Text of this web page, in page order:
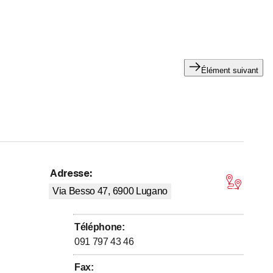
Élément suivant
sur 5 étoiles
Adresse:
Via Besso 47, 6900 Lugano
Téléphone:
091 797 43 46
Fax: